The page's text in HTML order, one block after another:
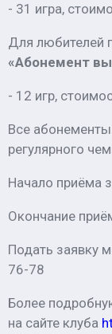
- 31 игра,
Для любителей
«Абонемент
- 12 игр,
Все
регулярного
Начало приёма
Окончание
Подать заявку
76-78
Более
на сайте клуба